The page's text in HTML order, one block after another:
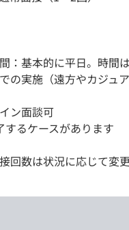
：基本的に平日。時間
の実施（遠方やカジュ
ン面談可
るケースがあります
回数は状況に応じて変